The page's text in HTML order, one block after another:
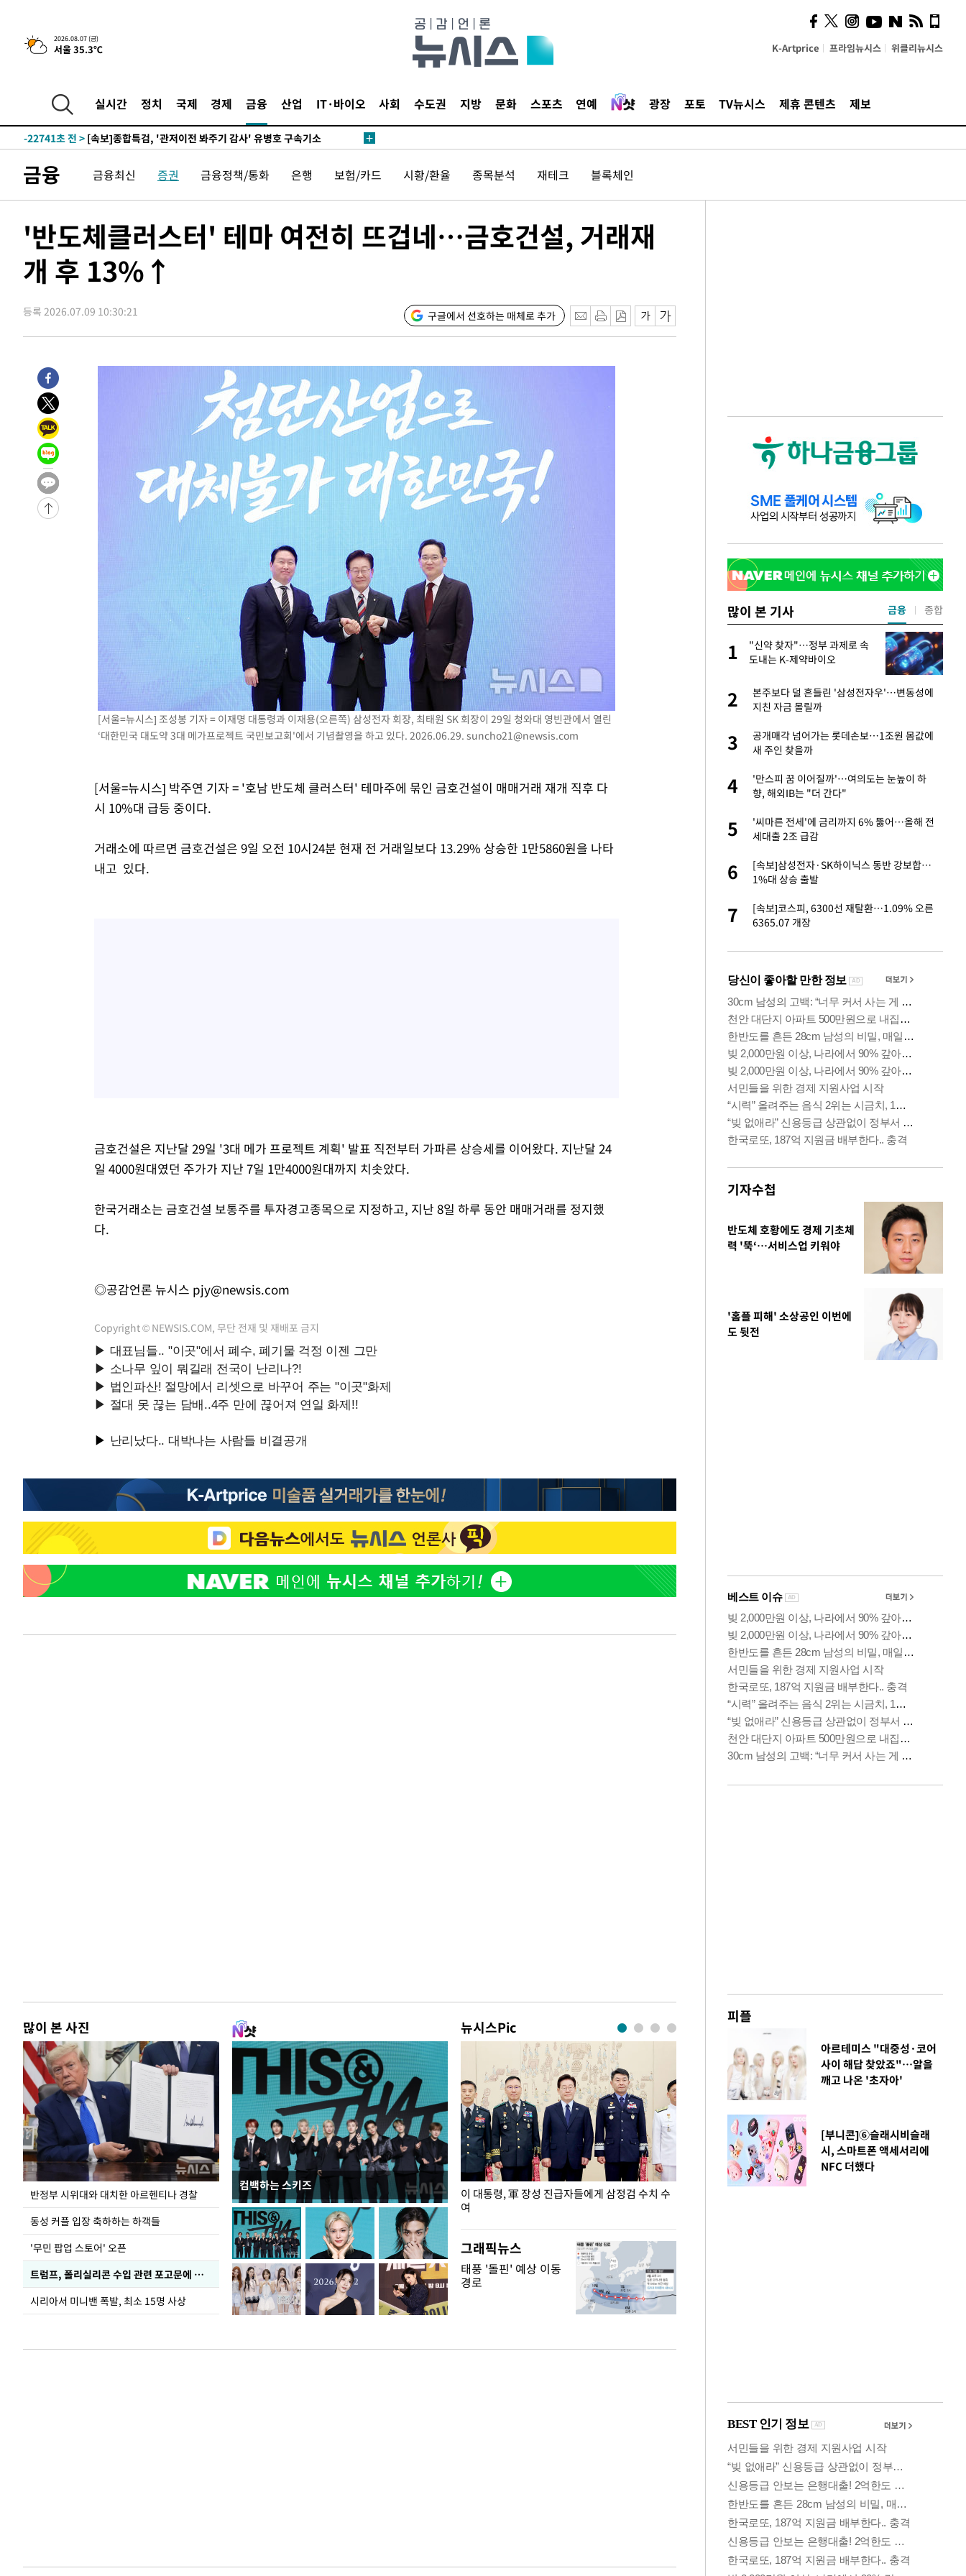
2026.08.07 (금)
서울 35.3℃ K-Artprice 프라임뉴시스 위클리뉴시스
실시간 정치 국제 경제 금융 산업 IT·바이오 사회 수도권 지방 문화 스포츠 연예 광장 포토 TV뉴시스 제휴 콘텐츠 제보
-1677초 전 >[속보] 뉴욕증시, 일제 하락 마감…나스닥 0.06%↓
-25715초 전 >
[속보] 7월 중국 수출 23.9%↑ 수입 27.5%↑…무역총액
25.3%↑
-22875초 전 >
-22741초 전 > [속보]종합특검, '관저이전 봐주기 감사' 유병호 구속기소
-18591초 전 >
[속보]'300억원대 사기 혐의' 차가원 대표 구속 송치
-17785초 전 >"미 전국적 살모네라 식중독 원인은 멕시코산 할라피뇨"-- CDC
-16179초 전 >[속보]합수본, '투표율 허위 입력' 중앙·서울·경기도 선관위 등 9곳
압수수색
-15934초 전 >
[속보]원·달러 환율, 오전 9시 1423.8원
-15730초 전 >
[속보]삼성전자·SK하이닉스 동반 강보합…1%대 상승 출발
-15684초 전 >[속보]코스피, 6300선 재탈환…1.09% 오른 6365.07 개장
-12849초 전 >시리아 다마스쿠스 교외에서 미니버스 폭발.. 14명 부상, 3명은 중
-7111초 전 >
이란, 호르무즈서 "적국 목표물들"과 대치로 남부 케슘섬에서 두차
례 큰 폭발음
-5826초 전 >
[속보]美, 폴리실리콘 수입 규제…파생제품 15% 관세, 120일 후 발
-3977초 전 >
[속보]트럼프, 美 원정출산 금지 행정명령 서명
-1677초 전 >
[속보] 뉴욕증시, 일제 하락 마감…나스닥 0.06%↓
-30390초 전 >
[속보]국힘 윤리위, '돌려차기 발언' 진종오·서범수 징계 절차 개시
-25715초 전 >
[속보] 7월 중국 수출 23.9%↑ 수입 27.5%↑…무역총액
25.3%↑
-22875초 전 >
[속보]'채상병 순직 책임' 임성근, 항소심도 징역 3년
-22741초 전 >
[속보]종합특검, '관저이전 봐주기 감사' 유병호 구속기소
[속보]'300억원대 사기 혐의' 차가원 대표 구속 송치
"미 전국적 살모네라 식중독 원인은 멕시코산 할라피뇨"-- CDC
[속보]경찰·노동부, HL만도 평택사업장 끼임 사망 관련 압수수색
[속보]합수본, '투표율 허위 입력' 중앙·서울·경기도 선관위 등 9곳
[속보]원·달러 환율, 오전 9시 1423.8원
[속보]삼성전자·SK하이닉스 동반 강보합…1%대 상승 출발
[속보]코스닥, 5.95포인트(0.74%) 상승한 807.62개장
[속보]코스피, 6300선 재탈환…1.09% 오른 6365.07 개장
시리아 다마스쿠스 교외에서 미니버스 폭발.. 14명 부상, 3명은 중
입추에도 극한더위…서울 낮 39도 '폭염중대경보'
[속보]美, 폴리실리콘 수입 규제…파생제품 15% 관세, 120일 후 발
[속보]트럼프, 美 원정출산 금지 행정명령 서명
금융 금융최신 증권 금융정책/통화 은행 보험/카드 시황/환율 종목분석 재테크 블록체인
'반도체클러스터' 테마 여전히 뜨겁네…금호건설, 거래재
개 후 13%↑
등록 2026.07.09 10:30:21 구글에서 선호하는 매체로 추가
[서울=뉴시스] 조성봉 기자 = 이재명 대통령과 이재용(오른쪽) 삼성전자 회장, 최태원 SK 회장이 29일 청와대 영빈관에서 열린
‘대한민국 대도약 3대 메가프로젝트 국민보고회'에서 기념촬영을 하고 있다. 2026.06.29. suncho21@newsis.com
[서울=뉴시스] 박주연 기자 = '호남 반도체 클러스터' 테마주에 묶인 금호건설이 매매거래 재개 직후 다
시 10%대 급등 중이다.
거래소에 따르면 금호건설은 9일 오전 10시24분 현재 전 거래일보다 13.29% 상승한 1만5860원을 나타
내고 있다.
금호건설은 지난달 29일 '3대 메가 프로젝트 계획' 발표 직전부터 가파른 상승세를 이어왔다. 지난달 24
일 4000원대였던 주가가 지난 7일 1만4000원대까지 치솟았다.
한국거래소는 금호건설 보통주를 투자경고종목으로 지정하고, 지난 8일 하루 동안 매매거래를 정지했
다.
◎공감언론 뉴시스 pjy@newsis.com
Copyright © NEWSIS.COM, 무단 전재 및 재배포 금지
많이 본 사진
반정부 시위대와 대치한 아르헨티나 경찰
동성 커플 입장 축하하는 하객들
'무민 팝업 스토어' 오픈
트럼프, 폴리실리콘 수입 관련 포고문에 서명
시리아서 미니밴 폭발, 최소 15명 사상
컴백하는 스키즈
뉴시스Pic
이 대통령, '청년 대책 속도 높여야…폭염 문제도
총력 대응'
이 대통령, 軍 장성 진급자들에게 삼정검 수치 수
여
그래픽뉴스
태풍 '돌핀' 예상 이동
경로
많이 본 기사
1
"여군 지원 막힌 UDT 훈련 직
女유튜버 '완벽 소화'
2 전현무 "전 연인 집착에 친구들과 연락 끊어"
3
"서장훈, 28억에 산 서초 건물 450억에 매물
4
바이오
1
"신약 찾자"…정부 과제로 속
도내는 K-제약바이오
2
본주보다 덜 흔들린 '삼성전자우'…변동성에
지친 자금 몰릴까
3
공개매각 넘어가는 롯데손보…1조원 몸값에
새 주인 찾을까
4
'만스피 꿈 이어질까'…여의도는 눈높이 하
향, 해외IB는 "더 간다"
5
'씨마른 전세'에 금리까지 6% 뚫어…올해 전
세대출 2조 급감
6
[속보]삼성전자·SK하이닉스 동반 강보합…
1%대 상승 출발
7
[속보]코스피, 6300선 재탈환…1.09% 오른
6365.07 개장
금융 종합
기자수첩
반도체 호황에도 경제 기초체
력 '뚝‘…서비스업 키워야
'홈플 피해' 소상공인 이번에
도 뒷전
피플
아르테미스 "대중성·코어
사이 해답 찾았죠"…알을
깨고 나온 '초자아'
[부니콘]⑥슬래시비슬래
시, 스마트폰 액세서리에
NFC 더했다